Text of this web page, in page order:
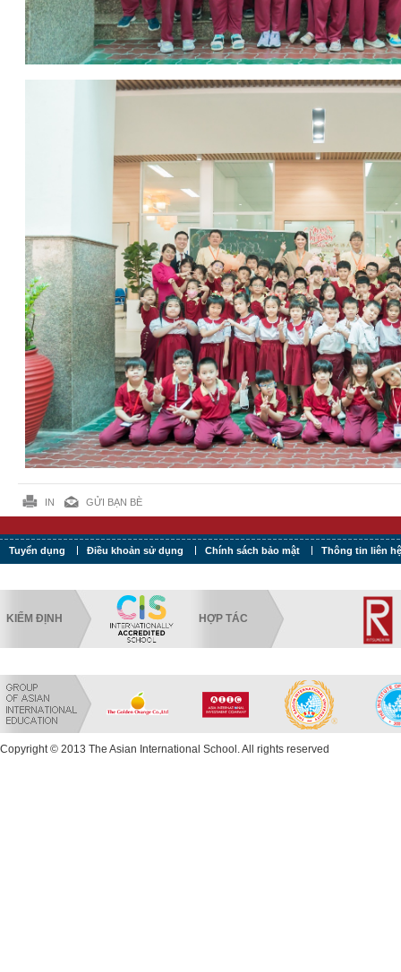
IN GỬI BẠN BÈ
Tuyển dụng Điều khoản sử dụng Chính sách bảo mật Thông tin liên hệ
KIỂM ĐỊNH HỢP TÁC
Copyright © 2013 The Asian International School. All rights reserved